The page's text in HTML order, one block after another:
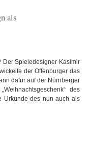
als
Der Spieledesigner Kasimir
der Offenburger das
dafür auf der Nürnberger
des
Urkunde des nun auch als